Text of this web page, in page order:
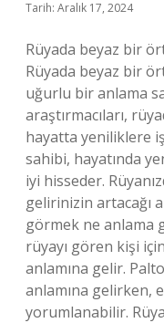
Tarih: Aralık 17, 2024
Rüyada beyaz bir
Rüyada beyaz bir
uğurlu bir anlama
araştırmacıları,
hayatta yeniliklere
sahibi, hayatında
iyi hisseder.
gelirinizin artacağı
görmek ne anlama
rüyayı gören kişi için
anlamına gelir.
anlamına gelirken,
yorumlanabilir.